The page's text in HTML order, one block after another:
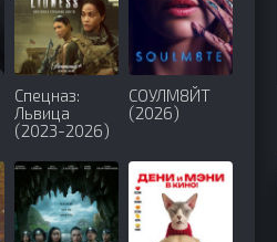
Спецназ:
Львица
(2023-2026)
СОУЛМ8ЙТ
(2026)